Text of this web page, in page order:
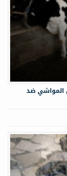
المواشي ضد